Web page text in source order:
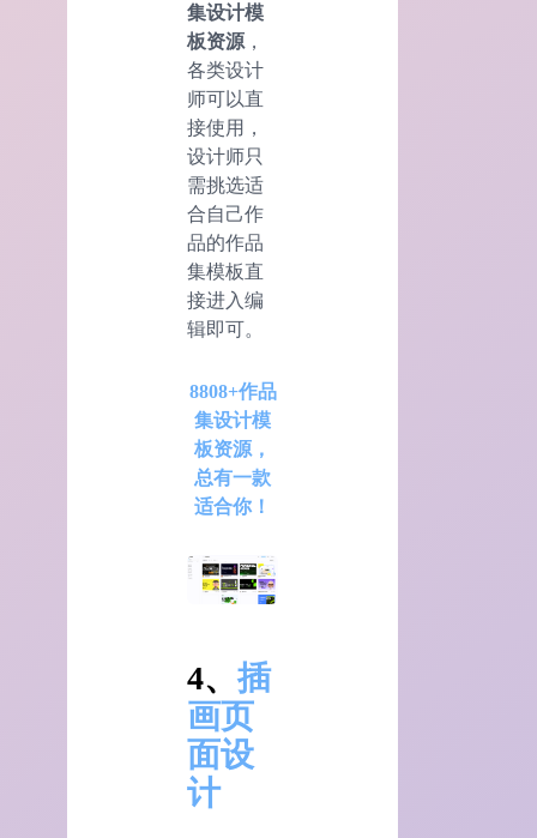
集设计模
板资源 ，
各类设计
师可以直
接使用，
设计师只
需挑选适
合自己作
品的作品
集模板直
接进入编
辑即可。
8808+作品
集设计模
板资源，
总有一款
适合你！
4、 插
画页
面设
计